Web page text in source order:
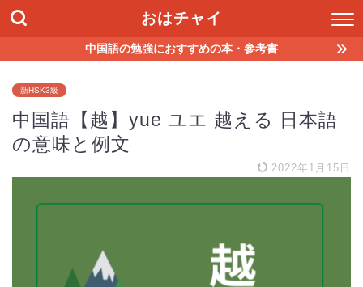
おはチャイ
中国語の勉強におすすめの本・参考書
新HSK3級
中国語【越】yue ユエ 越える 日本語
の意味と例文
2022年1月15日